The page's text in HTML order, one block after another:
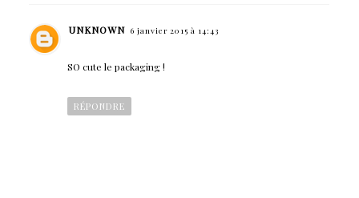
UNKNOWN 6 janvier 2015 à 14:43
SO cute le packaging !
RÉPONDRE